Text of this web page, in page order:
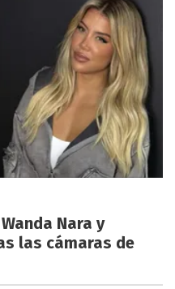
Nara y
las cámaras de